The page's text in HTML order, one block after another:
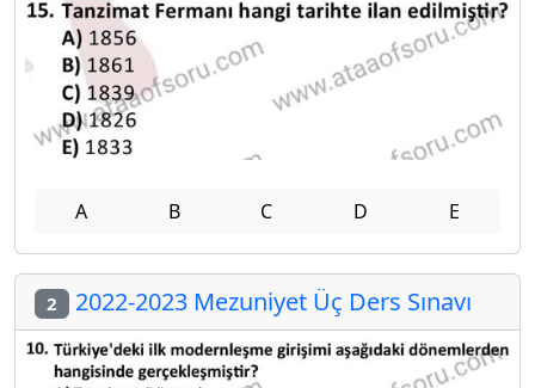
A B C D E
2 2022-2023 Mezuniyet Üç Ders Sınavı